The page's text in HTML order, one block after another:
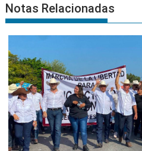
Notas Relacionadas